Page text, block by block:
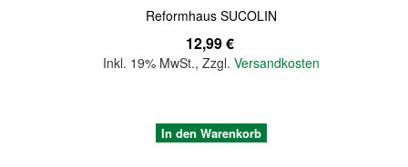
Reformhaus SUCOLIN
12,99 €
Inkl. 19% MwSt.,Zzgl.Versandkosten
In den Warenkorb